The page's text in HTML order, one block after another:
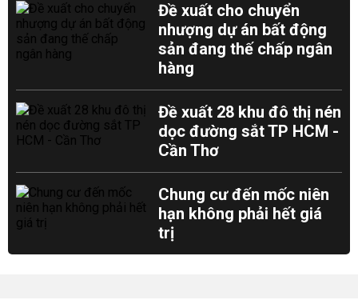
Đề xuất cho chuyển
nhượng dự án bất động
sản đang thế chấp ngân
hàng
Đề xuất 28 khu đô thị nén
dọc đường sắt TP HCM -
Cần Thơ
Chung cư đến mốc niên
hạn không phải hết giá
trị